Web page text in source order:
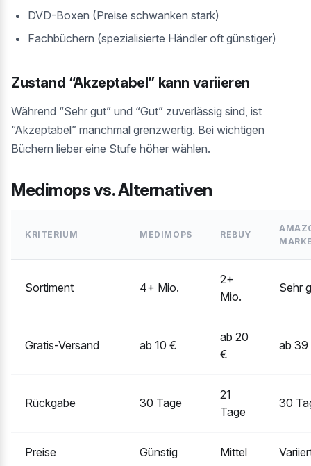
DVD-Boxen (Preise schwanken stark)
Fachbüchern (spezialisierte Händler oft günstiger)
Zustand “Akzeptabel” kann variieren
Während “Sehr gut” und “Gut” zuverlässig sind, ist
“Akzeptabel” manchmal grenzwertig. Bei wichtigen
Büchern lieber eine Stufe höher wählen.
Medimops vs. Alternativen
KRITERIUM MEDIMOPS REBUY
Sortiment 4+ Mio.
2+
Mio.
Sehr
Gratis-Versand ab 10 €
ab 20
€
ab 39
Rückgabe 30 Tage
21
Tage
30
Preise Günstig Mittel